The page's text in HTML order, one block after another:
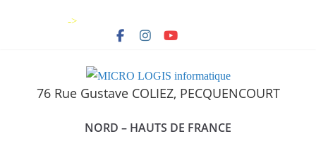
->
76 Rue Gustave COLIEZ, PECQUENCOURT
NORD – HAUTS DE FRANCE